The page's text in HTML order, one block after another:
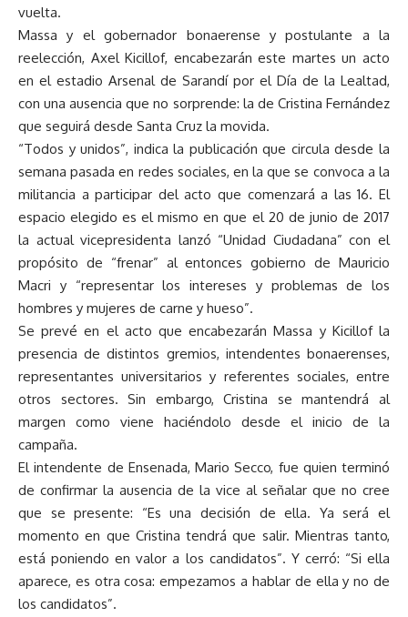
vuelta.
Massa y el gobernador bonaerense y postulante a la
reelección, Axel Kicillof, encabezarán este martes un acto
en el estadio Arsenal de Sarandí por el Día de la Lealtad,
con una ausencia que no sorprende: la de Cristina Fernández
que seguirá desde Santa Cruz la movida.
“Todos y unidos”, indica la publicación que circula desde la
semana pasada en redes sociales, en la que se convoca a la
militancia a participar del acto que comenzará a las 16. El
espacio elegido es el mismo en que el 20 de junio de 2017
la actual vicepresidenta lanzó “Unidad Ciudadana” con el
propósito de “frenar” al entonces gobierno de Mauricio
Macri y “representar los intereses y problemas de los
hombres y mujeres de carne y hueso”.
Se prevé en el acto que encabezarán Massa y Kicillof la
presencia de distintos gremios, intendentes bonaerenses,
representantes universitarios y referentes sociales, entre
otros sectores. Sin embargo, Cristina se mantendrá al
margen como viene haciéndolo desde el inicio de la
campaña.
El intendente de Ensenada, Mario Secco, fue quien terminó
de confirmar la ausencia de la vice al señalar que no cree
que se presente: “Es una decisión de ella. Ya será el
momento en que Cristina tendrá que salir. Mientras tanto,
está poniendo en valor a los candidatos”. Y cerró: “Si ella
aparece, es otra cosa: empezamos a hablar de ella y no de
los candidatos”.